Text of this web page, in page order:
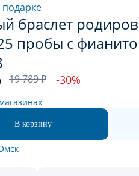
браслет
пробы с
19 789 ₽ -30%
В корзину